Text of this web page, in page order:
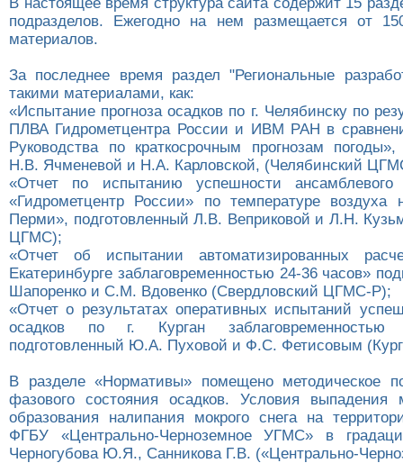
подразделов. Ежегодно на нем размещается от
материалов.
За последнее время раздел "Региональные
такими материалами, как:
«Испытание прогноза осадков по г. Челябинску по
ПЛВА Гидрометцентра России и ИВМ РАН в
Руководства по краткосрочным прогнозам погоды»,
Н.В. Ячменевой и Н.А. Карловской, (Челябинский
«Отчет по испытанию успешности
«Гидрометцентр России» по температуре
Перми», подготовленный Л.В. Веприковой и Л.Н.
ЦГМС);
«Отчет об испытании автоматизированных
Екатеринбурге заблаговременностью 24-36 часов»
Шапоренко и С.М. Вдовенко (Свердловский ЦГМС-Р);
«Отчет о результатах оперативных испытаний
осадков по г. Курган заблаговременностью
подготовленный Ю.А. Пуховой и Ф.С. Фетисовым
В разделе «Нормативы» помещено методическое
фазового состояния осадков. Условия выпадения
образования налипания мокрого снега на
ФГБУ «Центрально-Черноземное УГМС» в
Черногубова Ю.Я., Санникова Г.В. («Центрально-